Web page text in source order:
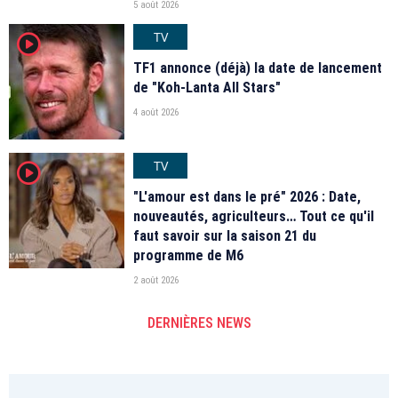
5 août 2026
player2
TV
TF1 annonce (déjà) la date de lancement
de "Koh-Lanta All Stars"
4 août 2026
player2
TV
"L'amour est dans le pré" 2026 : Date,
nouveautés, agriculteurs… Tout ce qu'il
faut savoir sur la saison 21 du
programme de M6
2 août 2026
DERNIÈRES NEWS